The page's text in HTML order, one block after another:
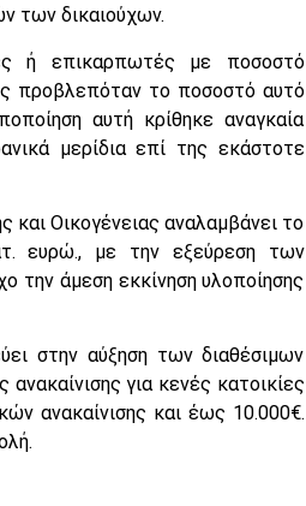
των δικαιούχων.
ή επικαρπωτές με ποσοστό
προβλεπόταν το ποσοστό αυτό
αυτή κρίθηκε αναγκαία
μερίδια επί της εκάστοτε
και Οικογένειας αναλαμβάνει το
ευρώ., με την εξεύρεση των
την άμεση εκκίνηση υλοποίησης
στην αύξηση των διαθέσιμων
για κενές κατοικίες
ανακαίνισης και έως 10.000€.